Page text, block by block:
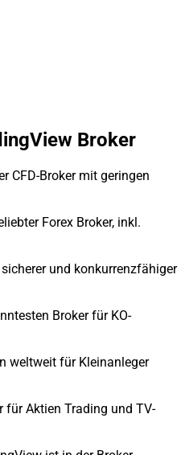
Broker
CFD-Broker mit geringen
Forex Broker, inkl.
und konkurrenzfähiger
Broker für KO-
weltweit für Kleinanleger
für Aktien Trading und TV-